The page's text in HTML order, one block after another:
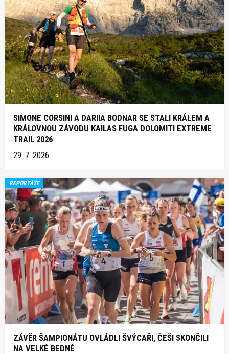
SIMONE CORSINI A DARIIA BODNAR SE STALI KRÁLEM A
KRÁLOVNOU ZÁVODU KAILAS FUGA DOLOMITI EXTREME
TRAIL 2026
29. 7. 2026
REPORTÁŽE
ZÁVĚR ŠAMPIONÁTU OVLÁDLI ŠVÝCAŘI, ČEŠI SKONČILI
NA VELKÉ BEDNĚ